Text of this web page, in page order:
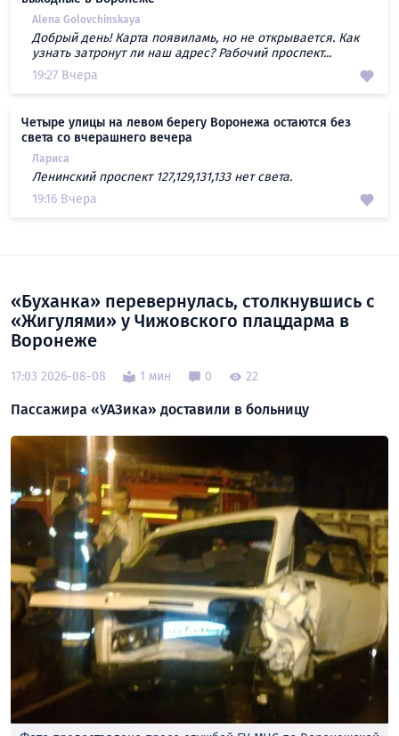
Alena Golovchinskaya
Добрый день! Карта появиламь, но не открывается. Как
узнать затронут ли наш адрес? Рабочий проспект...
19:27 Вчера
Четыре улицы на левом берегу Воронежа остаются без
света со вчерашнего вечера
Лариса
Ленинский проспект 127,129,131,133 нет света.
19:16 Вчера
«Буханка» перевернулась, столкнувшись с
«Жигулями» у Чижовского плацдарма в
Воронеже
17:03 2026-08-08 1 мин 0 22
Пассажира «УАЗика» доставили в больницу